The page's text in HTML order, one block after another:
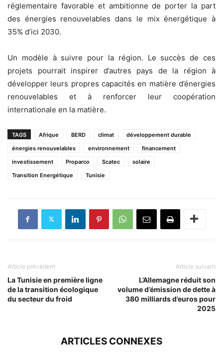
réglementaire favorable et ambitionne de porter la part
des énergies renouvelables dans le mix énergétique à
35% d’ici 2030.
Un modèle à suivre pour la région. Le succès de ces
projets pourrait inspirer d’autres pays de la région à
développer leurs propres capacités en matière d’énergies
renouvelables et à renforcer leur coopération
internationale en la matière.
TAGS Afrique BERD climat
développement durable
énergies renouvelables
environnement
financement
investissement
Proparco Scatec
solaire
Transition Energétique
Tunisie
Article précédent
La Tunisie en première ligne
de la transition écologique
du secteur du froid
Article suivant
L’Allemagne réduit son
volume d’émission de dette à
380 milliards d’euros pour
2025
ARTICLES CONNEXES